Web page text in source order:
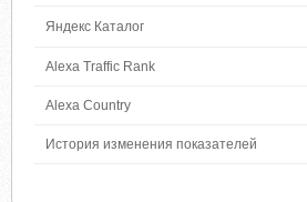
Яндекс Каталог
Alexa Traffic Rank
Alexa Country
История изменения показателей